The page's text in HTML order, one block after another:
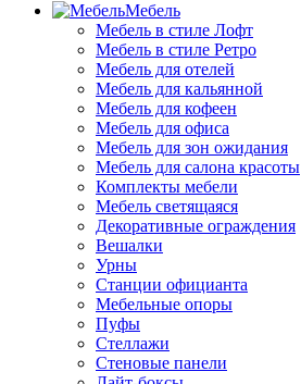
Мебель
Мебель в стиле Лофт
Мебель в стиле Ретро
Мебель для отелей
Мебель для кальянной
Мебель для кофеен
Мебель для офиса
Мебель для зон ожидания
Мебель для салона красоты
Комплекты мебели
Мебель светящаяся
Декоративные ограждения
Вешалки
Урны
Станции официанта
Мебельные опоры
Пуфы
Стеллажи
Стеновые панели